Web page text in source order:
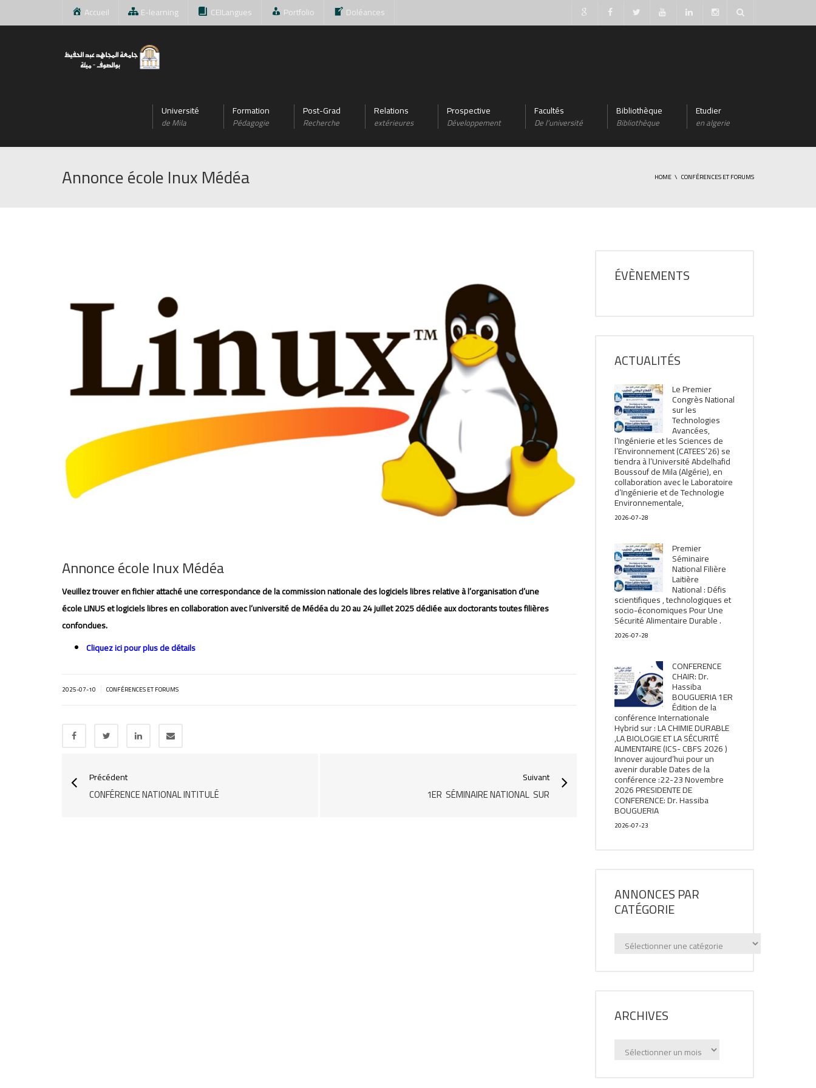
Accueil E-learning CEILangues Portfolio Doléances
Université
de Mila
Formation
Pédagogie
Post-Grad
Recherche
Relations
extérieures
Prospective
Développement
Facultés
De l’université
Bibliothèque
Bibliothèque
Etudier
en algerie
Annonce école Inux Médéa HOME CONFÉRENCES ET FORUMS
Annonce école Inux Médéa
Veuillez trouver en fichier attaché une correspondance de la commission nationale deslogicielslibres relative à l’organisation d’une
école LINUS et logiciels libres en collaboration avec l’université de Médéadu 20 au 24 juillet 2025 dédiée aux doctorants toutes filières
confondues.
Cliquez ici pour plus de détails
2025-07-10 CONFÉRENCES ET FORUMS
Précédent
CONFÉRENCE NATIONAL INTITULÉ
Suivant
1ER SÉMINAIRE NATIONAL SUR
ÉVÈNEMENTS
ACTUALITÉS
Le Premier
Congrès National
sur les
Technologies
Avancées,
l’Ingénierie et les Sciences de
l’Environnement (CATEES’26) se
tiendra à l’Université Abdelhafid
Boussouf de Mila (Algérie), en
collaboration avec le Laboratoire
d’Ingénierie et de Technologie
Environnementale,
2026-07-28
Premier
Séminaire
National Filière
Laitière
National : Défis
scientifiques , technologiques et
socio-économiques Pour Une
Sécurité Alimentaire Durable .
2026-07-28
CONFERENCE
CHAIR: Dr.
Hassiba
BOUGUERIA 1ER
Édition de la
conférence Internationale
Hybrid sur : LA CHIMIE DURABLE
,LA BIOLOGIE ET LA SÉCURITÉ
ALIMENTAIRE (ICS- CBFS 2026 )
Innover aujourd’hui pour un
avenir durable Dates de la
conférence :22-23 Novembre
2026 PRESIDENTE DE
CONFERENCE: Dr. Hassiba
BOUGUERIA
2026-07-23
ANNONCES PAR
CATÉGORIE
Annonces
ARCHIVES
Archives